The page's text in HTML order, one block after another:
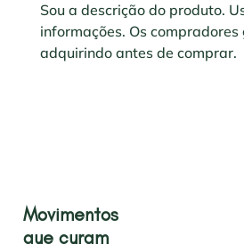
Sou a descrição do produto.
informações. Os
adquirindo antes de comprar.
Movimentos
que curam